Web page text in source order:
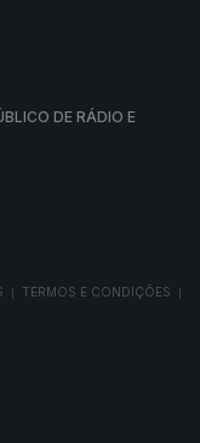
DE RÁDIO E
TERMOS E CONDIÇÕES